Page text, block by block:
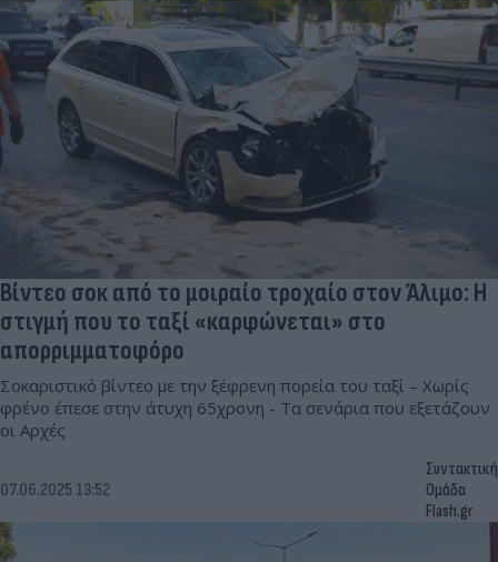
Βίντεο σοκ από το μοιραίο τροχαίο στον Άλιμο: Η
στιγμή που το ταξί «καρφώνεται» στο
απορριμματοφόρο
Σοκαριστικό βίντεο με την ξέφρενη πορεία του ταξί – Χωρίς
φρένο έπεσε στην άτυχη 65χρονη - Τα σενάρια που εξετάζουν
οι Αρχές
07.06.2025 13:52
Συντακτική
Ομάδα
Flash.gr